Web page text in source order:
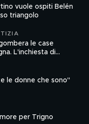
vuole ospiti Belén
triangolo
le case
L'inchiesta di
le donne che sono"
per Trigno